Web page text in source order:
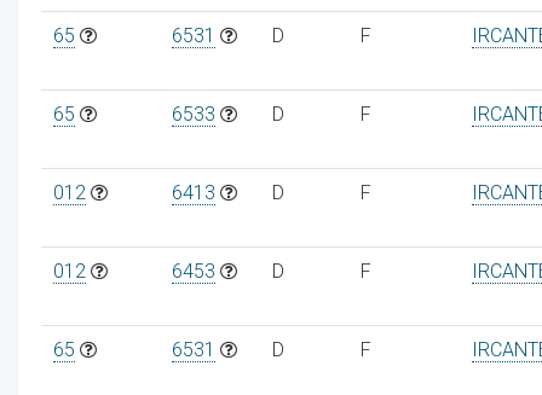
65 6531 D F
65 6533 D F
012 6413 D F
012 6453 D F
65 6531 D F